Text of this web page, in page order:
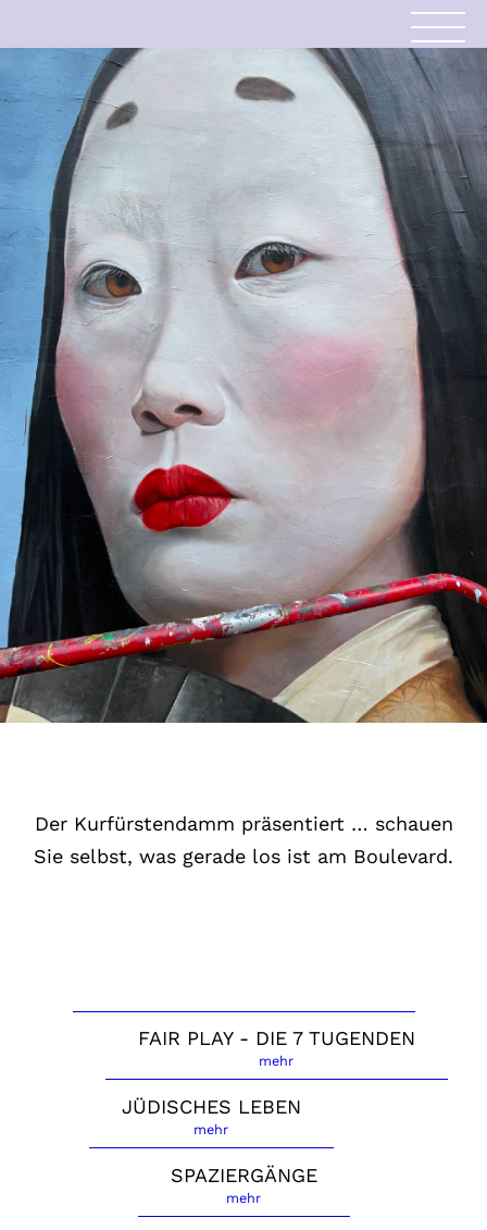
Der Kurfürstendamm präsentiert … schauen
Sie selbst, was gerade los ist am Boulevard.
FAIR PLAY - DIE 7 TUGENDEN
mehr
JÜDISCHES LEBEN
mehr
SPAZIERGÄNGE
mehr